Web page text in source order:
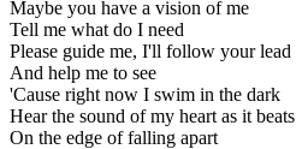
Maybe you have a vision of me
Tell me what do I need
Please guide me, I'll follow your lead
And help me to see
'Cause right now I swim in the dark
Hear the sound of my heart as it beats
On the edge of falling apart